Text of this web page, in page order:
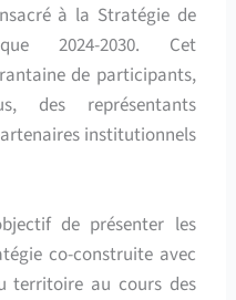
à la Stratégie de
2024-2030. Cet
de participants,
des représentants
institutionnels
de présenter les
co-construite avec
territoire au cours des